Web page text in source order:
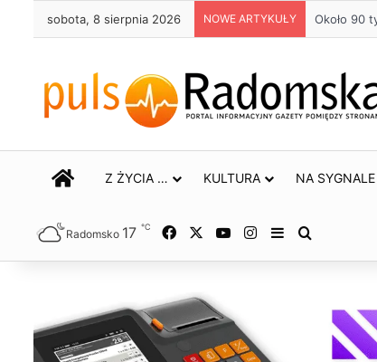
sobota, 8 sierpnia 2026 NOWE ARTYKUŁY Około 90
STRONA GŁÓWNA
Z ŻYCIA … KULTURA NA SYGNALE
Radomsko 17 ℃ Facebook YouTubeInstagram
Sidebar